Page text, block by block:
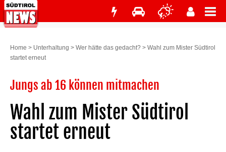
Home > Unterhaltung > Wer hätte das gedacht? > Wahl zum Mister Südtirol
startet erneut
Jungs ab 16 können mitmachen
Wahl zum Mister Südtirol
startet erneut